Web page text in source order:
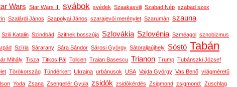
Wars Star Wars III svábok svédek Szaakasvili Szabad Nép szabad szex
Szalárdi János Szapolyai János szarajevói merénylet Szarumán szauna
Szili Katalin Szindbád Szithek bosszúja Szlovákia Szlovénia Szméagol sznobizmus
Szíria Sárarany Sára Sándor Sárosi György Sátoraljaújhely Sóstó Tabán
Mihály Tisza Titkos Pál Tolkien Traian Basescu Trianon Trump Tubánszki József
Törökország Tündérkert Ukrajna urbánusok USA Vajda György Vas Benő világméretű
Yoda Zsana Zsengellér Gyula zsidók zsidókérdés Zsigmond zsigmond: Zuschlag